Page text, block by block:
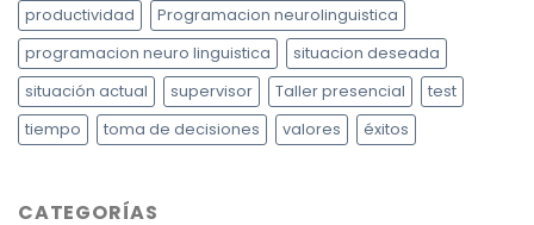
productividad
Programacion neurolinguistica
programacion neuro linguistica
situacion deseada
situación actual
supervisor Taller presencial
test
tiempo
toma de decisiones valores éxitos
CATEGORÍAS